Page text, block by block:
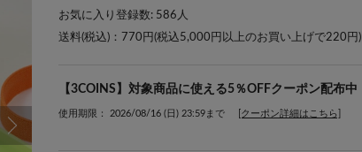
お気に入り登録数: 586 人
送料(税込)：770円(税込5,000円以上のお買い上げで220円)[
【3COINS】対象商品に使える5％OFFクーポン配布中
使用期限： 2026/08/16 (日) 23:59まで [クーポン詳細はこちら]